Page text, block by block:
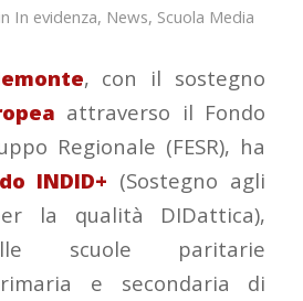
In evidenza, News, Scuola Media
, con il sostegno
attraverso il Fondo
Regionale (FESR), ha
INDID+ (Sostegno agli
la qualità DIDattica),
scuole paritarie
e secondaria di